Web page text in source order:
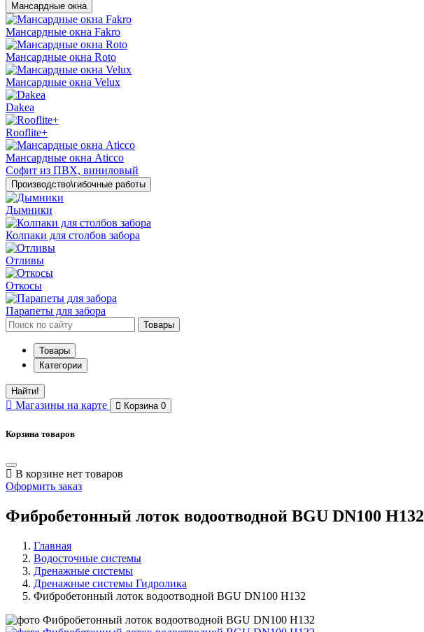
Мансардные окна
Мансардные окна Fakro
Мансардные окна Roto
Мансардные окна Velux
Dakea
Rooflite+
Мансардные окна Aticco
Софит из ПВХ, виниловый
Производство\гибочные работы
Дымники
Колпаки для столбов забора
Отливы
Откосы
Парапеты для забора
Товары
Товары
Категории
Найти!
Магазины на карте Корзина 0
Корзина товаров
В корзине нет товаров
Оформить заказ
Фибробетонный лоток водоотводной BGU DN100 H132
Главная
Водосточные системы
Дренажные системы
Дренажные системы Гидролика
Фибробетонный лоток водоотводной BGU DN100 H132